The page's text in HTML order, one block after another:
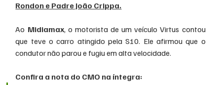
Rondon e Padre João Crippa.
Ao Midiamax, o motorista de um veículo Virtus contou
que teve o carro atingido pela S10. Ele afirmou que o
condutor não parou e fugiu em alta velocidade.
Confira a nota do CMO na íntegra: